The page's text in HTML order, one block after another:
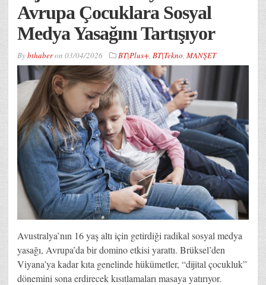
Avrupa Çocuklara Sosyal
Medya Yasağını Tartışıyor
Bybthaberon 03/04/2026 BT|Plus+, BT|Tekno, MANŞET
Avustralya’nın 16 yaş altı için getirdiği radikal sosyal medya
yasağı, Avrupa’da bir domino etkisi yarattı. Brüksel’den
Viyana’ya kadar kıta genelinde hükümetler, “dijital çocukluk”
dönemini sona erdirecek kısıtlamaları masaya yatırıyor.